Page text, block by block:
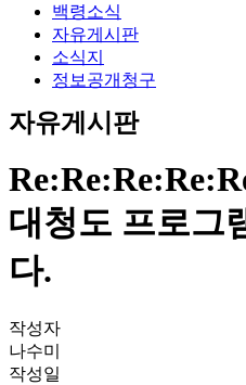
백령소식
자유게시판
소식지
정보공개청구
자유게시판
대청도 프로그
다.
작성자
나수미
작성일